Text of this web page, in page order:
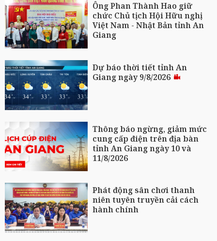
Ông Phan Thành Hao giữ
chức Chủ tịch Hội Hữu nghị
Việt Nam - Nhật Bản tỉnh An
Giang
Dự báo thời tiết tỉnh An
Giang ngày 9/8/2026
Thông báo ngừng, giảm mức
cung cấp điện trên địa bàn
tỉnh An Giang ngày 10 và
11/8/2026
Phát động sân chơi thanh
niên tuyên truyền cải cách
hành chính